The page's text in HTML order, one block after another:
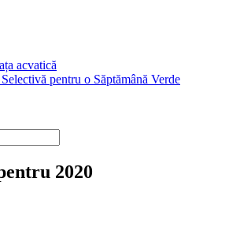
acvatică
pentru o Săptămână Verde
2020